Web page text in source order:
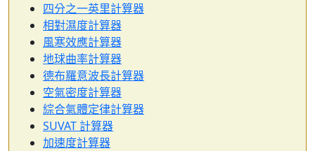
四分之一英里計算器
相對濕度計算器
風寒效應計算器
地球曲率計算器
德布羅意波長計算器
空氣密度計算器
綜合氣體定律計算器
SUVAT 計算器
加速度計算器